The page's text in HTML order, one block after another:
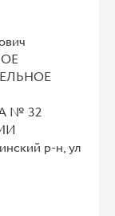
№ 32
р-н, ул